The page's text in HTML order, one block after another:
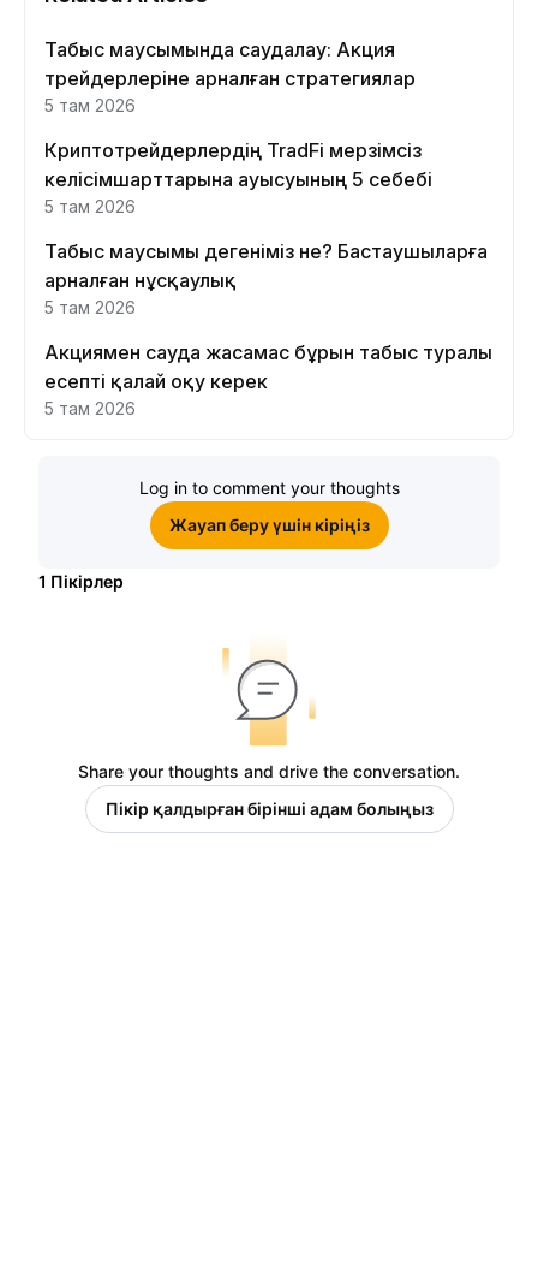
Табыс маусымында саудалау: Акция
трейдерлеріне арналған стратегиялар
5 там 2026
Криптотрейдерлердің TradFi мерзімсіз
келісімшарттарына ауысуының 5 себебі
5 там 2026
Табыс маусымы дегеніміз не? Бастаушыларға
арналған нұсқаулық
5 там 2026
Акциямен сауда жасамас бұрын табыс туралы
есепті қалай оқу керек
5 там 2026
Log in to comment your thoughts
Жауап беру үшін кіріңіз
1 Пікірлер
Share your thoughts and drive the conversation.
Пікір қалдырған бірінші адам болыңыз